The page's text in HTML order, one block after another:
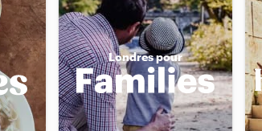
Londres pour